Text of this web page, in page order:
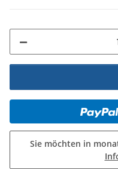
Sie möchten in